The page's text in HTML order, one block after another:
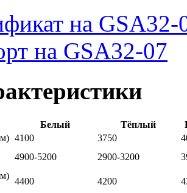
на GSA32-
на GSA32-07
Белый Тёплый
4100 3750
4900-5200 2900-3200
4400 4200